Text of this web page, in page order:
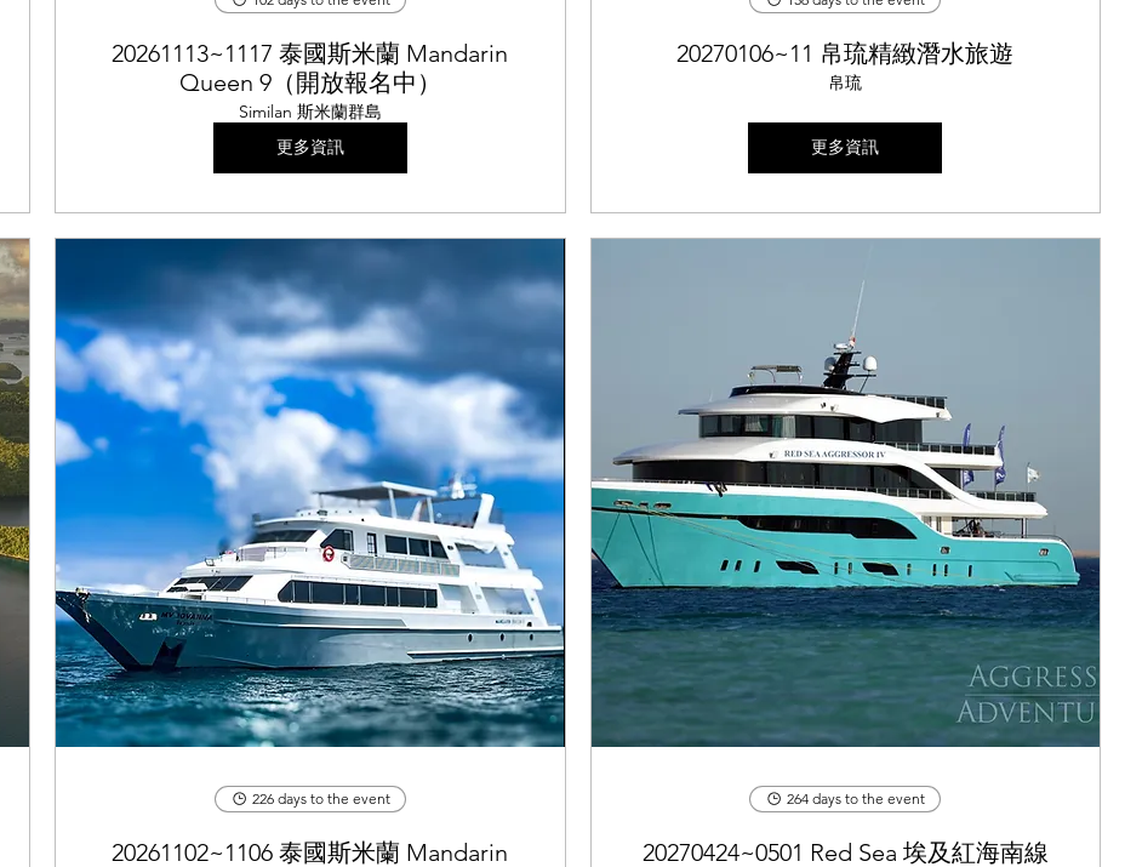
20261113~1117 泰國斯米蘭 Mandarin
Queen 9（開放報名中）
Similan 斯米蘭群島
更多資訊
20270106~11 帛琉精緻潛水旅遊
帛琉
更多資訊
226 days to the event
20261102~1106 泰國斯米蘭 Mandarin
264 days to the event
20270424~0501 Red Sea 埃及紅海南線